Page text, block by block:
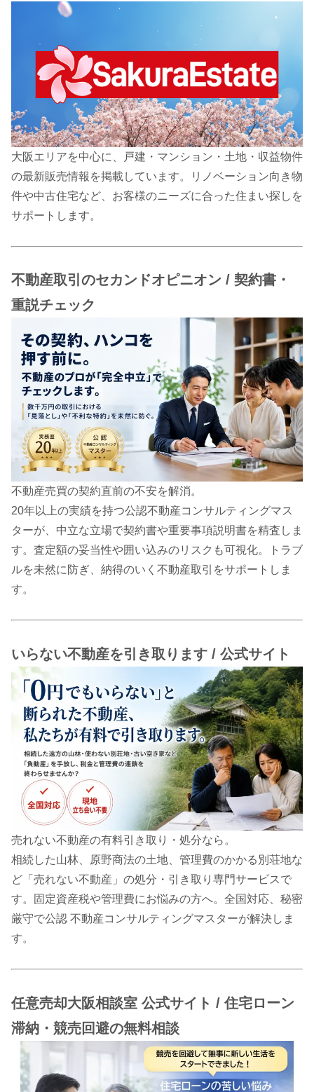
大阪エリアを中心に、戸建・マンション・土地・収益物件
の最新販売情報を掲載しています。リノベーション向き物
件や中古住宅など、お客様のニーズに合った住まい探しを
サポートします。
不動産取引のセカンドオピニオン / 契約書・
重説チェック
不動産売買の契約直前の不安を解消。
20年以上の実績を持つ公認不動産コンサルティングマス
ターが、中立な立場で契約書や重要事項説明書を精査しま
す。査定額の妥当性や囲い込みのリスクも可視化。トラブ
ルを未然に防ぎ、納得のいく不動産取引をサポートしま
す。
いらない不動産を引き取ります / 公式サイト
売れない不動産の有料引き取り・処分なら。
相続した山林、原野商法の土地、管理費のかかる別荘地な
ど「売れない不動産」の処分・引き取り専門サービスで
す。固定資産税や管理費にお悩みの方へ。全国対応、秘密
厳守で公認 不動産コンサルティングマスターが解決しま
す。
任意売却大阪相談室 公式サイト / 住宅ローン
滞納・競売回避の無料相談